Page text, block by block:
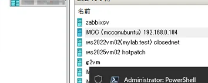
CPUUsage = $cpu
RAMMb =
RAMUsage = $mem